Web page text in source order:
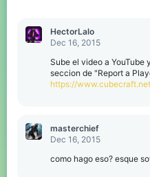
HectorLalo
Dec 16, 2015
Sube el video a YouTube
seccion de "Report a
https://
masterchief
Dec 16, 2015
como hago eso? esque